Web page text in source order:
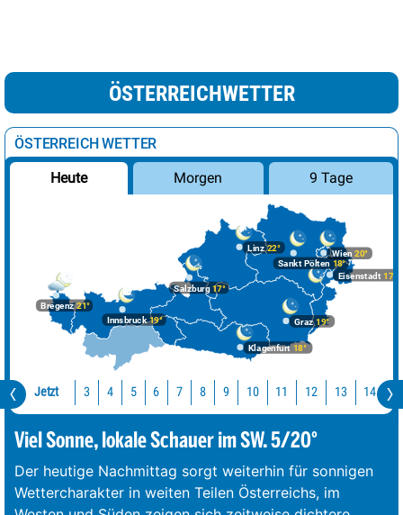
ÖSTERREICHWETTER
ÖSTERREICH WETTER
Heute Morgen 9 Tage
Bregenz21°
Graz19°
Innsbruck19°
Klagenfurt 18°
Linz22°
Salzburg17°
Wien 20°
Eisenstadt 17°
Sankt Pölten 18°
Jetzt 3 4 5 6 7 8 9 10 11 12 13 14
Viel Sonne, lokale Schauer im SW. 5/20°
Der heutige Nachmittag sorgt weiterhin für sonnigen
Wettercharakter in weiten Teilen Österreichs, im